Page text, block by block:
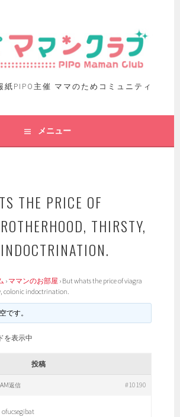
紙PIPO主催 ママのためコミュニティ
メニュー
THE PRICE OF
THIRSTY,
› ママンのお部屋 › But whats the price of viagra
colonic indoctrination.
です。
を表示中
投稿
#10190
返信
ofucsegibat